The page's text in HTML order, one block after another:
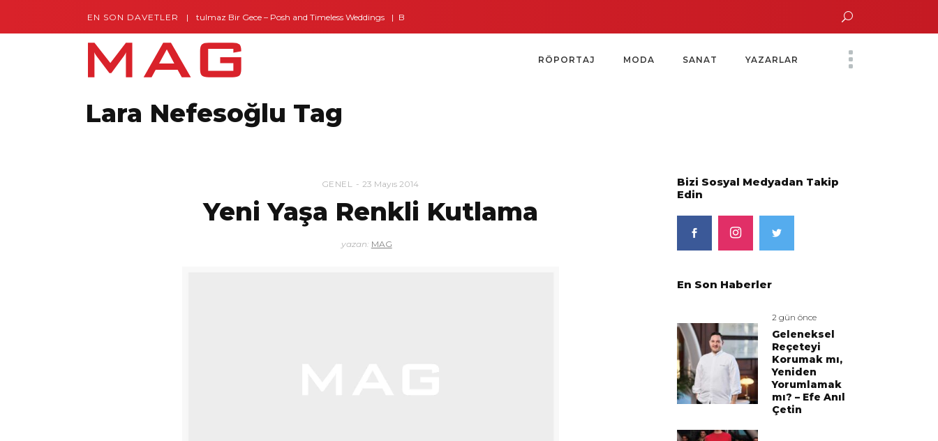
EN SON DAVETLER
Gaziantep’te Unutulmaz Bir Gece – Posh and Timeless Weddings Bodrum’dan İngiltere’ye Kısa Bir Yolculuk
Yoko Ono Sergisi Özel Bir Davetle Açıldı
RÖPORTAJ MODA SANAT YAZARLAR
Lara Nefesoğlu Tag
GENEL 23 Mayıs 2014
Yeni Yaşa Renkli Kutlama
yazan: MAG
Bizi Sosyal Medyadan Takip
Edin
En Son Haberler
2 gün önce
Geleneksel
Reçeteyi
Korumak mı,
Yeniden
Yorumlamak
mı? – Efe Anıl
Çetin